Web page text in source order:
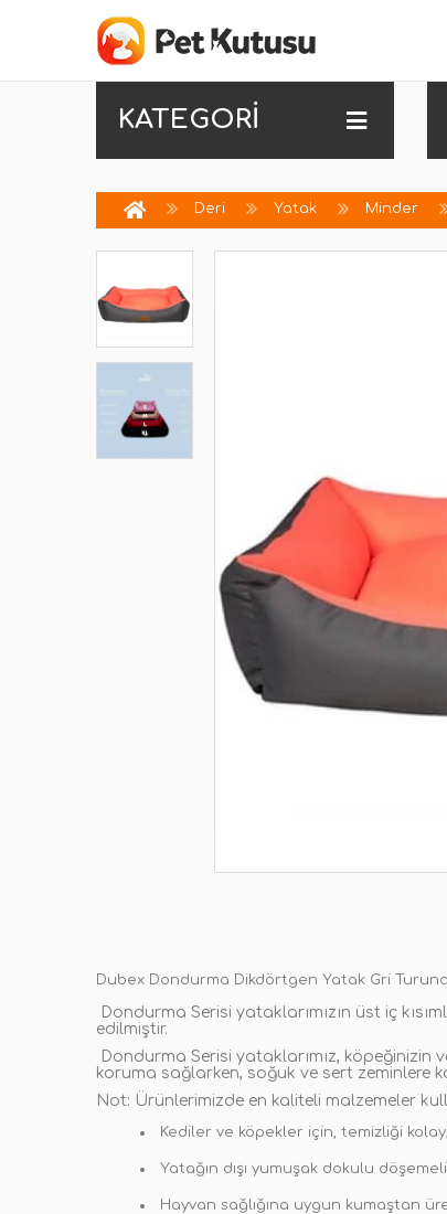
KATEGORİ
Deri Yatak Minder
Dubex Dondurma Dikdörtgen Yatak Gri
Dondurma Serisi yataklarımızın üst iç
edilmiştir.
Dondurma Serisi yataklarımız,
koruma sağlarken, soğuk ve sert zeminlere
Not: Ürünlerimizde en kaliteli malzemeler
Kediler ve köpekler için, temizliği
Yatağın dışı yumuşak dokulu
Hayvan sağlığına uygun kumaştan